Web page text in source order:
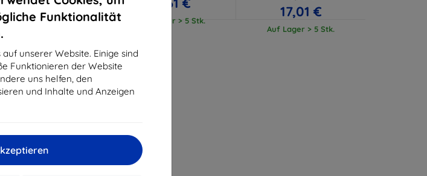
Funktionalität
unserer Website. Einige sind
Funktionieren der Website
uns helfen, den
und Inhalte und Anzeigen
Auf Lager > 5 Stk. Auf Lager > 5 Stk.
17,01 €
Auf Lager > 5 Stk.